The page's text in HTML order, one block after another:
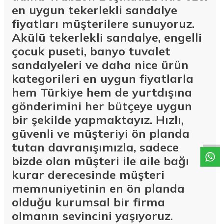
en uygun tekerlekli sandalye
fiyatları müşterilere sunuyoruz.
Akülü tekerlekli sandalye, engelli
çocuk puseti, banyo tuvalet
sandalyeleri ve daha nice ürün
kategorileri en uygun fiyatlarla
hem Türkiye hem de yurtdışına
gönderimini her bütçeye uygun
bir şekilde yapmaktayız. Hızlı,
güvenli ve müşteriyi ön planda
tutan davranışımızla, sadece
bizde olan müşteri ile aile bağı
kurar derecesinde müşteri
memnuniyetinin en ön planda
olduğu kurumsal bir firma
olmanın sevincini yaşıyoruz.